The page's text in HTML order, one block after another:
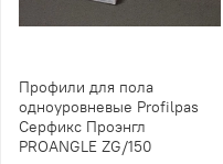
Профили для пола
одноуровневые Profilpas
Серфикс Проэнгл
PROANGLE ZG/150